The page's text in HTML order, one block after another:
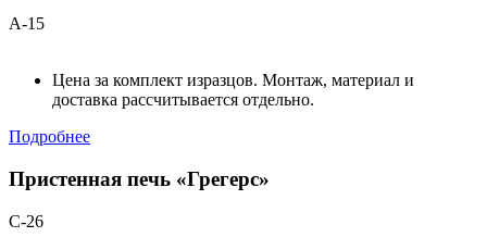
А-15
Цена за комплект изразцов. Монтаж, материал и
доставка рассчитывается отдельно.
Подробнее
Пристенная печь «Грегерс»
С-26